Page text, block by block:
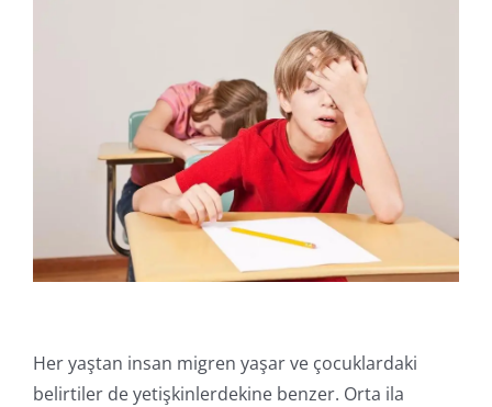
İletişim
Online İşlemler
Her yaştan insan migren yaşar ve çocuklardaki
belirtiler de yetişkinlerdekine benzer. Orta ila